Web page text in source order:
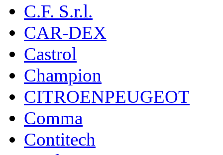
C.F. S.r.l.
CAR-DEX
Castrol
Champion
CITROENPEUGEOT
Comma
Contitech